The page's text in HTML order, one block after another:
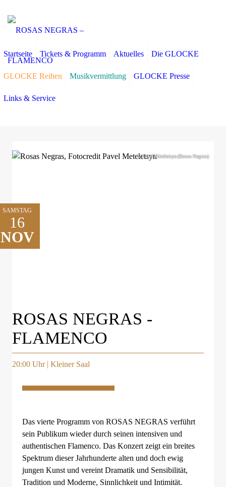
Startseite Tickets & Programm Aktuelles Die GLOCKE
GLOCKE Reihen Musikvermittlung GLOCKE Presse
Links & Service
SAMSTAG
16
NOV
© Pavel Meteletsyn (Rosas Negras)
ROSAS NEGRAS -
FLAMENCO
20:00 Uhr | Kleiner Saal
Das vierte Programm von ROSAS NEGRAS verführt
sein Publikum wieder durch seinen intensiven und
authentischen Flamenco. Das Konzert zeigt ein breites
Spektrum dieser Jahrhunderte alten und doch ewig
jungen Kunst und vereint Dramatik und Sensibilität,
Tradition und Moderne, Sinnlichkeit und Intimität.